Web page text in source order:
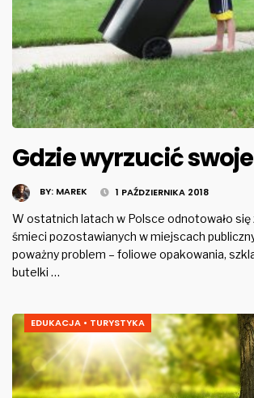
Gdzie wyrzucić
BY: MAREK 1 PAŹDZIERNIKA 2018
W ostatnich latach w Polsce odnotowało się
śmieci pozostawianych w miejscach
poważny problem – foliowe opakowania,
butelki …
EDUKACJA • TURYSTYKA